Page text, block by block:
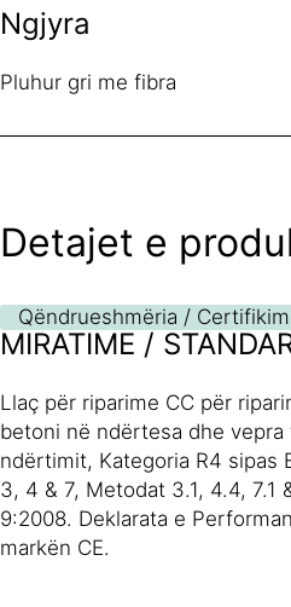
Ngjyra
Pluhur gri me fibra
Detajet e
Qëndrueshmëria /
MIRATIME /
Llaç për riparime CC për
betoni në ndërtesa dhe
ndërtimit, Kategoria R4 sipas
3, 4 & 7, Metodat 3.1, 4.4, 7.1
9:2008. Deklarata e
markën CE.